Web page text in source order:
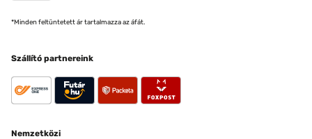
*Minden feltüntetett ár tartalmazza az áfát.
Szállító partnereink
Nemzetközi